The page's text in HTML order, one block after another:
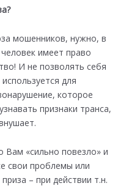
мошенников, нужно, в
имеет право
И не позволять себя
для
которое
признаки транса,
«сильно повезло» и
свои проблемы или
– при действии т.н.